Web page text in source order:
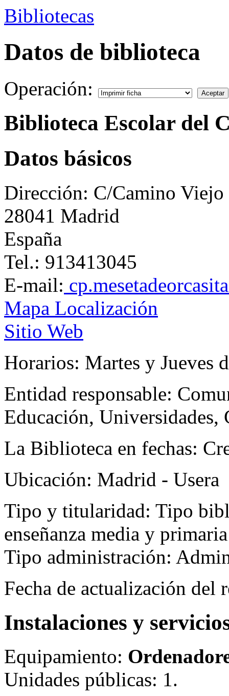
Bibliotecas
Datos de biblioteca
Operación:
Biblioteca Escolar del
Datos básicos
Dirección: C/Camino
28041 Madrid
España
Tel.: 913413045
E-mail:
Mapa Localización
Sitio Web
Horarios: Martes y Jueves
Entidad responsable:
Educación, Universidades,
La Biblioteca en fechas:
Ubicación: Madrid - Usera
Tipo y titularidad: Tipo
enseñanza media y primaria
Tipo administración:
Fecha de actualización del
Instalaciones y
Equipamiento:
Unidades públicas: 1.